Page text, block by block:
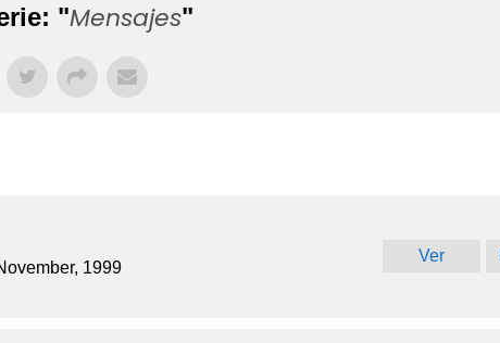
"Mensajes"
1999
Ver